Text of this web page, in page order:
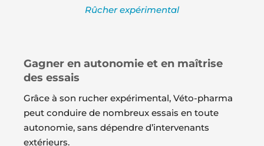
Rûcher expérimental
Gagner en autonomie et en maîtrise
des essais
Grâce à son rucher expérimental, Véto-pharma
peut conduire de nombreux essais en toute
autonomie, sans dépendre d’intervenants
extérieurs.